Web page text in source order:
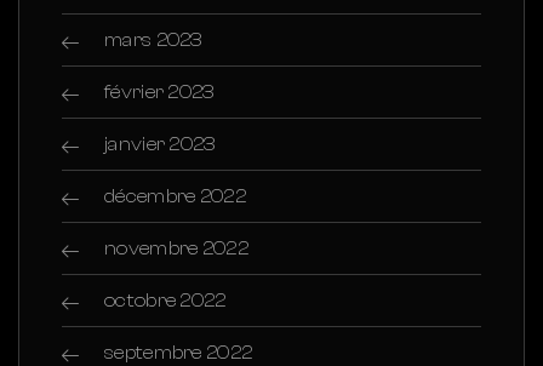
mars 2023
février 2023
janvier 2023
décembre 2022
novembre 2022
octobre 2022
septembre 2022